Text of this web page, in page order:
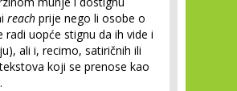
reach prije nego li osobe o
radi uopće stignu da ih vide i
ali i, recimo, satiričnih ili
koji se prenose kao